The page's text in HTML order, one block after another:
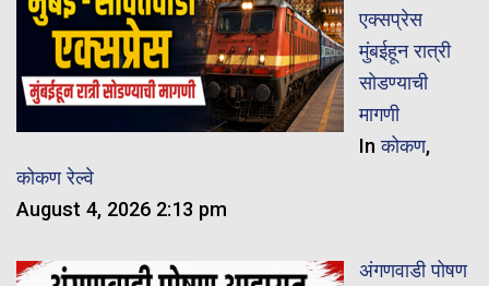
एक्सप्रेस
मुंबईहून रात्री
सोडण्याची
मागणी
Inकोकण,
कोकण रेल्वे
August 4, 2026 2:13 pm
अंगणवाडी पोषण